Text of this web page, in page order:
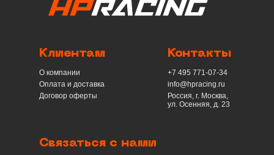
Клиентам
О компании
Оплата и доставка
Договор оферты
Контакты
+7 495 771-07-34
info@hpracing.ru
Россия, г. Москва,
ул. Осенняя, д. 23
Связаться с нами